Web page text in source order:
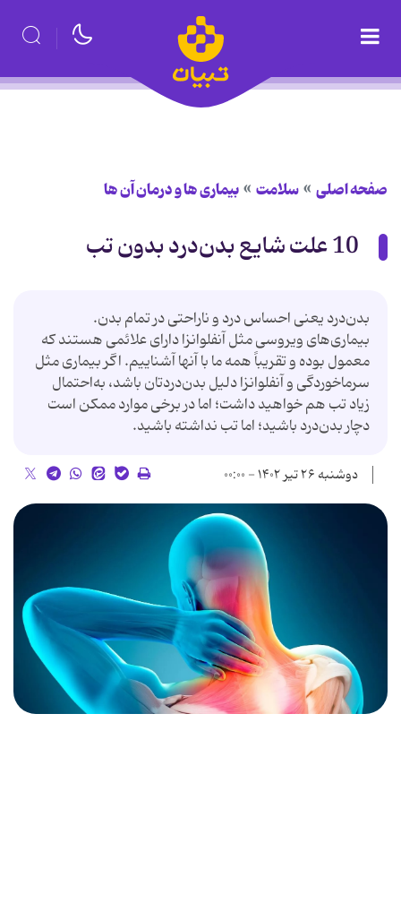
صفحه اصلی سلامت بیماری ها و درمان آن ها
10 علت شایع بدن‌درد بدون تب
بدن‌درد یعنی احساس درد و ناراحتی در تمام بدن.
بیماری‌های ویروسی مثل آنفلوانزا دارای علائمی هستند که
معمول بوده و تقریباً همه ما با آنها آشناییم. اگر بیماری مثل
سرماخوردگی و آنفلوانزا دلیل بدن‌دردتان باشد، به‌احتمال
زیاد تب هم خواهید داشت؛ اما در برخی موارد ممکن است
دچار بدن‌درد باشید؛ اما تب نداشته باشید.
دوشنبه ۲۶ تیر ۱۴۰۲ - ۰۰:۰۰